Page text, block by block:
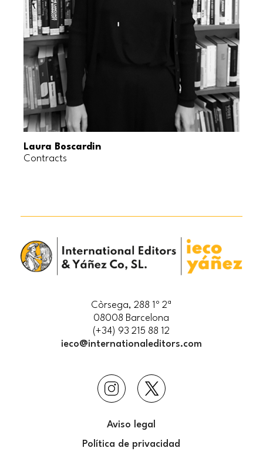
Laura Boscardin
Contracts
Còrsega, 288 1º 2ª
08008 Barcelona
(+34) 93 215 88 12
ieco@internationaleditors.com
Aviso legal
Política de privacidad